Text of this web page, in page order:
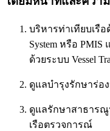
บริหารท่าเทียบเรือ
System หรือ
ด้วยระบบ Vessel
ดูแลบำรุงรักษาร่
ดูแลรักษาสาธารณู
เรือตรวจการณ์